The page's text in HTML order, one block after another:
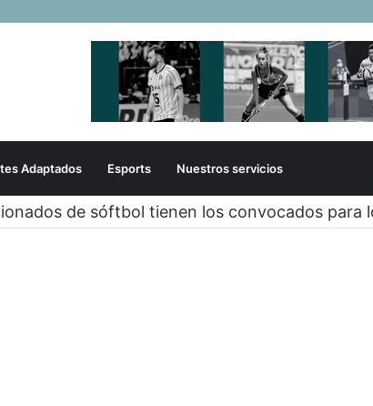
Adaptados Esports Nuestros servicios
de Santa Fe 2026 tendrán su primer evento